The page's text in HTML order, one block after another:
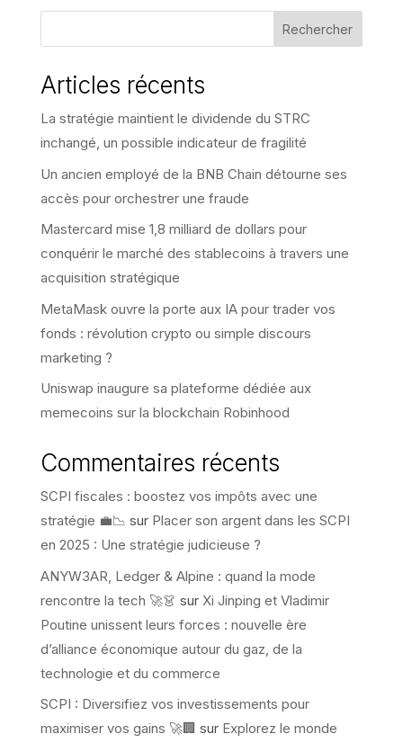
Rechercher
Articles récents
La stratégie maintient le dividende du STRC
inchangé, un possible indicateur de fragilité
Un ancien employé de la BNB Chain détourne ses
accès pour orchestrer une fraude
Mastercard mise 1,8 milliard de dollars pour
conquérir le marché des stablecoins à travers une
acquisition stratégique
MetaMask ouvre la porte aux IA pour trader vos
fonds : révolution crypto ou simple discours
marketing ?
Uniswap inaugure sa plateforme dédiée aux
memecoins sur la blockchain Robinhood
Commentaires récents
SCPI fiscales : boostez vos impôts avec une
stratégie 💼📉 sur Placer son argent dans les SCPI
en 2025 : Une stratégie judicieuse ?
ANYW3AR, Ledger & Alpine : quand la mode
rencontre la tech 🚀👗 sur Xi Jinping et Vladimir
Poutine unissent leurs forces : nouvelle ère
d’alliance économique autour du gaz, de la
technologie et du commerce
SCPI : Diversifiez vos investissements pour
maximiser vos gains 🚀🏢 sur Explorez le monde